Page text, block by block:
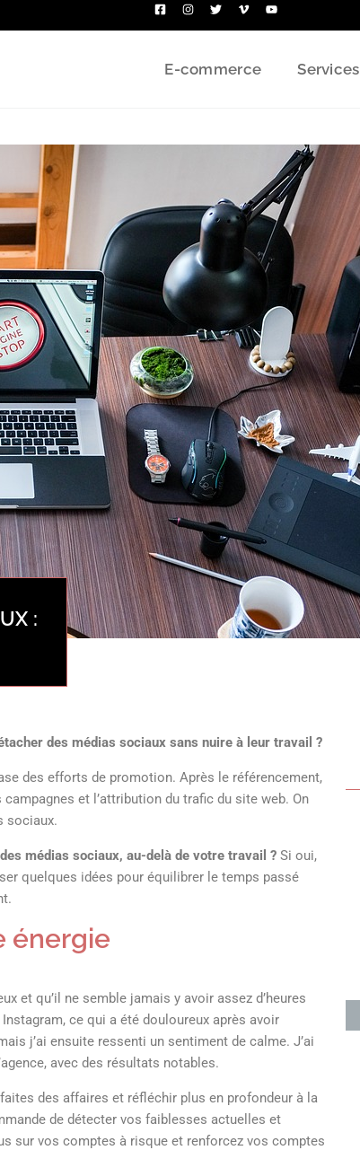
E-commerce Services
:
des médias sociaux sans nuire à leur travail ?
des efforts de promotion. Après le référencement,
et l’attribution du trafic du site web. On
sociaux.
médias sociaux, au-delà de votre travail ? Si oui,
quelques idées pour équilibrer le temps passé
énergie
et qu’il ne semble jamais y avoir assez d’heures
ce qui a été douloureux après avoir
j’ai ensuite ressenti un sentiment de calme. J’ai
avec des résultats notables.
des affaires et réfléchir plus en profondeur à la
de détecter vos faiblesses actuelles et
sur vos comptes à risque et renforcez vos comptes